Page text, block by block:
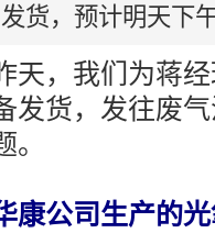
发货，预计明天下
天，我们为蒋
发货，发往废
。
康公司生产的